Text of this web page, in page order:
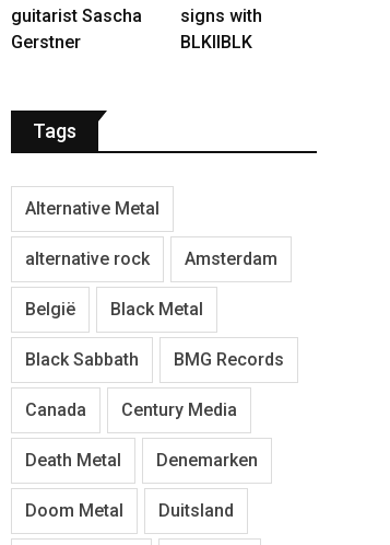
guitarist Sascha
Gerstner
signs with
BLKIIBLK
Tags
Alternative Metal
alternative rock Amsterdam
België Black Metal
Black Sabbath BMG Records
Canada Century Media
Death Metal Denemarken
Doom Metal Duitsland